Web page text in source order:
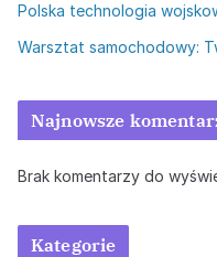
Polska technologia
Warsztat samochodowy:
Najnowsze
Brak komentarzy do
Kategorie